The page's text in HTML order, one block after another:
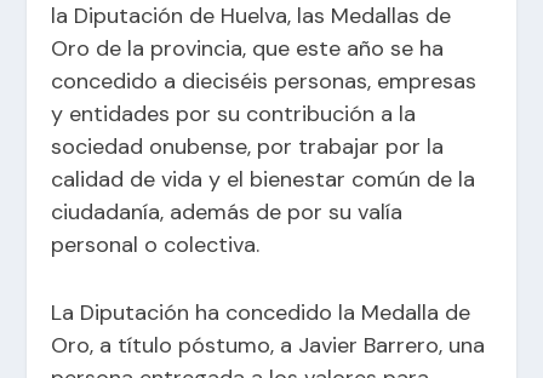
la Diputación de Huelva, las Medallas de
Oro de la provincia, que este año se ha
concedido a dieciséis personas, empresas
y entidades por su contribución a la
sociedad onubense, por trabajar por la
calidad de vida y el bienestar común de la
ciudadanía, además de por su valía
personal o colectiva.
La Diputación ha concedido la Medalla de
Oro, a título póstumo, a Javier Barrero, una